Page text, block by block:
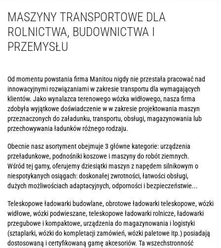
MASZYNY TRANSPORTOWE DLA
ROLNICTWA, BUDOWNICTWA I
PRZEMYSŁU
Od momentu powstania firma Manitou nigdy nie przestała pracować nad
innowacyjnymi rozwiązaniami w zakresie transportu dla wymagających
klientów. Jako wynalazca terenowego wózka widłowego, nasza firma
zdobyła wyjątkowe doświadczenie w w zakresie projektowania maszyn
przeznaczonych do załadunku, transportu, obsługi, magazynowania lub
przechowywania ładunków różnego rodzaju.
Obecnie nasz asortyment obejmuje 3 główne kategorie: urządzenia
przeładunkowe, podnośniki koszowe i maszyny do robót ziemnych.
Wśród tej gamy, oferujemy dziesiątki maszyn z napędem silnikowym o
niespotykanych osiągach: doskonałej zwrotności, łatwości obsługi,
dużych możliwościach adaptacyjnych, odporności i bezpieczeństwie...
Teleskopowe ładowarki budowlane, obrotowe ładowarki teleskopowe, wózki
widłowe, wózki podwieszane, teleskopowe ładowarki rolnicze, ładowarki
przegubowe i kompaktowe, urządzenia do magazynowania i logistyki
(sztaplarki, wózki do kompletacji zamówień, wózki paletowe itp.) posiadają
dostosowaną i certyfikowaną gamę akcesoriów. Ta wszechstronność